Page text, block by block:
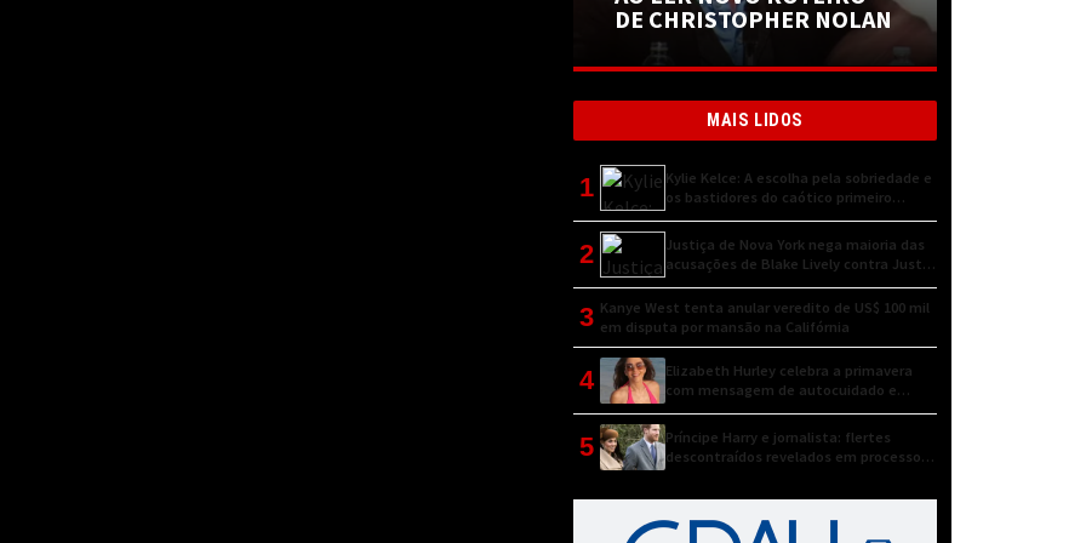
DE CHRISTOPHER NOLAN
MAIS LIDOS
1
Kylie Kelce: A escolha pela sobriedade e
os bastidores do caótico primeiro
encontro
2
Justiça de Nova York nega maioria das
acusações de Blake Lively contra Justin
Baldoni
3 Kanye West tenta anular veredito de US$ 100 mil
em disputa por mansão na Califórnia
4
Elizabeth Hurley celebra a primavera
com mensagem de autocuidado e
conexão natural
5
Príncipe Harry e jornalista: flertes
descontraídos revelados em processo